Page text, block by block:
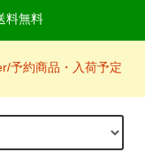
料無料
予約商品・入荷予定